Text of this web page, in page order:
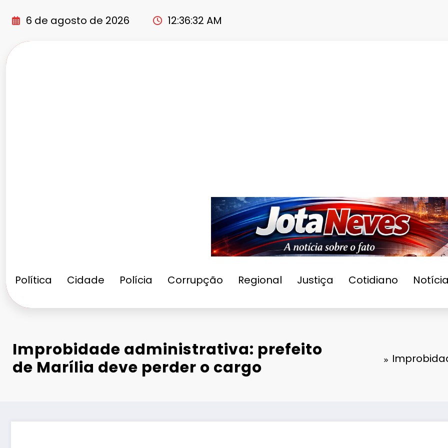
para
conteúdo
6 de agosto de 2026 12:36:33 AM
Política Cidade Polícia Corrupção Regional Justiça Cotidiano
Improbidade administrativa: prefeito
de Marília deve perder o cargo